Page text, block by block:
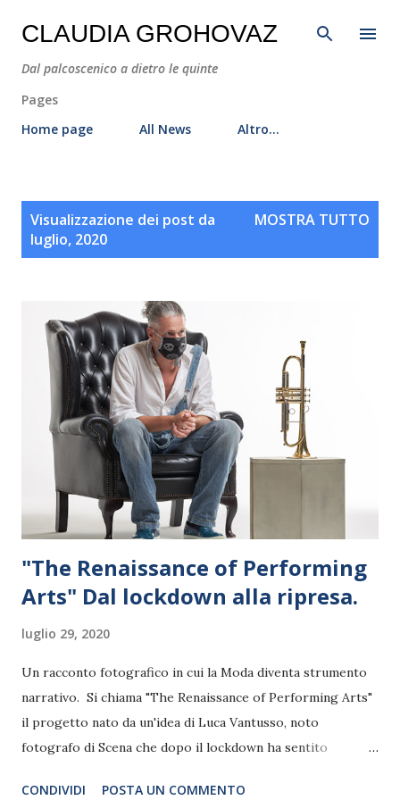
Passa ai contenuti principali
CLAUDIA GROHOVAZ
Dal palcoscenico a dietro le quinte
Pages
Home page
All News Altro…
Visualizzazione dei post da
luglio, 2020
MOSTRA TUTTO
"The Renaissance of Performing
Arts" Dal lockdown alla ripresa.
luglio 29, 2020
Un racconto fotografico in cui la Moda diventa strumento
narrativo. Si chiama "The Renaissance of Performing Arts"
il progetto nato da un'idea di Luca Vantusso, noto
fotografo di Scena che dopo il lockdown ha sentito
CONDIVIDI
POSTA UN COMMENTO